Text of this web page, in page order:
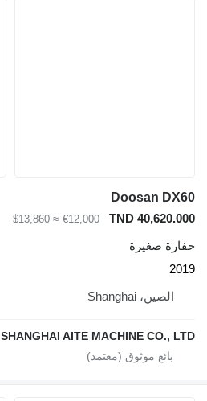
Doosan DX60
TND 40,620.000
€12,000
≈ $13,860
حفارة صغيرة
2019
الصين، Shanghai
SHANGHAI AITE MACHINE CO., LTD